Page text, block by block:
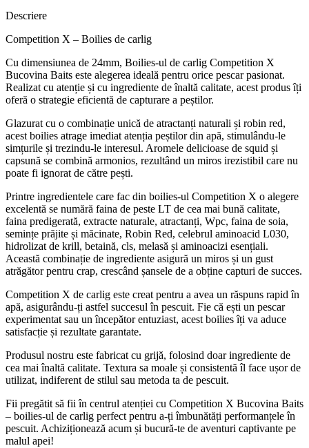
24mm
Descriere
Competition X – Boilies de carlig
Cu dimensiunea de 24mm, Boilies-ul de carlig Competition X
Bucovina Baits este alegerea ideală pentru orice pescar pasionat.
Realizat cu atenție și cu ingrediente de înaltă calitate, acest produs îți
oferă o strategie eficientă de capturare a peștilor.
Glazurat cu o combinație unică de atractanți naturali și robin red,
acest boilies atrage imediat atenția peștilor din apă, stimulându-le
simțurile și trezindu-le interesul. Aromele delicioase de squid și
capsună se combină armonios, rezultând un miros irezistibil care nu
poate fi ignorat de către pești.
Printre ingredientele care fac din boilies-ul Competition X o alegere
excelentă se numără faina de peste LT de cea mai bună calitate,
faina predigerată, extracte naturale, atractanți, Wpc, faina de soia,
semințe prăjite și măcinate, Robin Red, celebrul aminoacid L030,
hidrolizat de krill, betaină, cls, melasă și aminoacizi esențiali.
Această combinație de ingrediente asigură un miros și un gust
atrăgător pentru crap, crescând șansele de a obține capturi de succes.
Competition X de carlig este creat pentru a avea un răspuns rapid în
apă, asigurându-ți astfel succesul în pescuit. Fie că ești un pescar
experimentat sau un începător entuziast, acest boilies îți va aduce
satisfacție și rezultate garantate.
Produsul nostru este fabricat cu grijă, folosind doar ingrediente de
cea mai înaltă calitate. Textura sa moale și consistentă îl face ușor de
utilizat, indiferent de stilul sau metoda ta de pescuit.
Fii pregătit să fii în centrul atenției cu Competition X Bucovina Baits
– boilies-ul de carlig perfect pentru a-ți îmbunătăți performanțele în
pescuit. Achiziționează acum și bucură-te de aventuri captivante pe
malul apei!